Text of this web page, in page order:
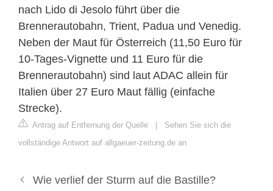
nach Lido di Jesolo führt über die
Brennerautobahn, Trient, Padua und Venedig.
Neben der Maut für Österreich (11,50 Euro für
10-Tages-Vignette und 11 Euro für die
Brennerautobahn) sind laut ADAC allein für
Italien über 27 Euro Maut fällig (einfache
Strecke).
Antrag auf Entfernung der Quelle | Sehen Sie sich die
vollständige Antwort auf allgaeuer-zeitung.de an
Wie verlief der Sturm auf die Bastille?